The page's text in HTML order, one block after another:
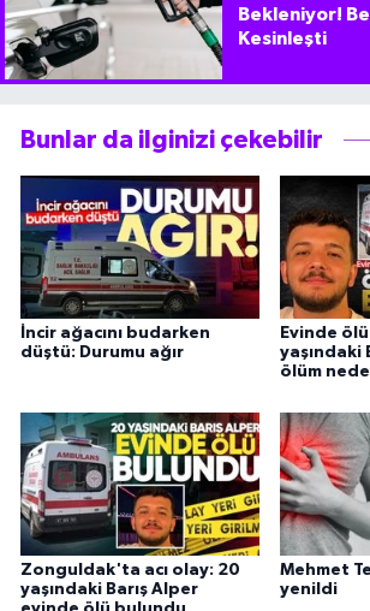
Bekleniyor!
Kesinleşti
Bunlar da ilginizi çekebilir
İncir ağacını budarken
düştü: Durumu ağır
Evinde
yaşındaki
ölüm
Zonguldak'ta acı olay: 20
yaşındaki Barış Alper
Mehmet
yenildi